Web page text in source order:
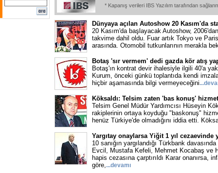
* Kapanış verileri IBS Yazılım tarafından
Dünyaya açılan Autoshow 20 Kasım'da
20 Kasım'da başlayacak Autoshow,
takvime dahil oldu. Fuar artık Tokyo ve
arasında. Otomobil tutkunlarının merakla
Botaş 'sır vermem' dedi gazda kör atış
Botaş'ın kontrat devir ihalesiyle ilgili 40'a
Kurum, önceki günkü toplantıda kendi
hiçbir aşamasında bilgi vermeyeceğini
Köksaldı: Telsim zaten 'bas konuş'
Telsim Genel Müdür Yardımcısı Hüseyin
rakiplerinin ortaya koyduğu "baskonuş"
henüz Türkiye'de olmadığını iddia etti.
Yargıtay onaylarsa Yiğit 1 yıl cezaevinde
10 sanığın yargılandığı Türkbank
Evcil, Mustafa Kefeli, Mehmet Kocabaş ve
hapis cezasına çarptırıldı Karar onanırsa,
göre,...devamı